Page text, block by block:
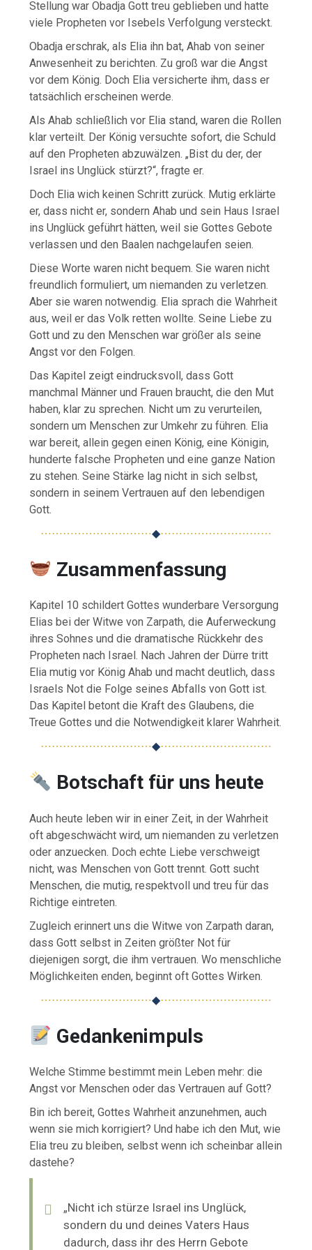
Stellung war Obadja Gott treu geblieben und hatte
viele Propheten vor Isebels Verfolgung versteckt.
Obadja erschrak, als Elia ihn bat, Ahab von seiner
Anwesenheit zu berichten. Zu groß war die Angst
vor dem König. Doch Elia versicherte ihm, dass er
tatsächlich erscheinen werde.
Als Ahab schließlich vor Elia stand, waren die Rollen
klar verteilt. Der König versuchte sofort, die Schuld
auf den Propheten abzuwälzen. „Bist du der, der
Israel ins Unglück stürzt?“, fragte er.
Doch Elia wich keinen Schritt zurück. Mutig erklärte
er, dass nicht er, sondern Ahab und sein Haus Israel
ins Unglück geführt hätten, weil sie Gottes Gebote
verlassen und den Baalen nachgelaufen seien.
Diese Worte waren nicht bequem. Sie waren nicht
freundlich formuliert, um niemanden zu verletzen.
Aber sie waren notwendig. Elia sprach die Wahrheit
aus, weil er das Volk retten wollte. Seine Liebe zu
Gott und zu den Menschen war größer als seine
Angst vor den Folgen.
Das Kapitel zeigt eindrucksvoll, dass Gott
manchmal Männer und Frauen braucht, die den Mut
haben, klar zu sprechen. Nicht um zu verurteilen,
sondern um Menschen zur Umkehr zu führen. Elia
war bereit, allein gegen einen König, eine Königin,
hunderte falsche Propheten und eine ganze Nation
zu stehen. Seine Stärke lag nicht in sich selbst,
sondern in seinem Vertrauen auf den lebendigen
Gott.
⋯⋯⋯⋯⋯⋯⋯⋯⋯⋯◆⋯⋯⋯⋯⋯⋯⋯⋯⋯⋯
Zusammenfassung
Kapitel 10 schildert Gottes wunderbare Versorgung
Elias bei der Witwe von Zarpath, die Auferweckung
ihres Sohnes und die dramatische Rückkehr des
Propheten nach Israel. Nach Jahren der Dürre tritt
Elia mutig vor König Ahab und macht deutlich, dass
Israels Not die Folge seines Abfalls von Gott ist.
Das Kapitel betont die Kraft des Glaubens, die
Treue Gottes und die Notwendigkeit klarer Wahrheit.
⋯⋯⋯⋯⋯⋯⋯⋯⋯⋯◆⋯⋯⋯⋯⋯⋯⋯⋯⋯⋯
Botschaft für uns heute
Auch heute leben wir in einer Zeit, in der Wahrheit
oft abgeschwächt wird, um niemanden zu verletzen
oder anzuecken. Doch echte Liebe verschweigt
nicht, was Menschen von Gott trennt. Gott sucht
Menschen, die mutig, respektvoll und treu für das
Richtige eintreten.
Zugleich erinnert uns die Witwe von Zarpath daran,
dass Gott selbst in Zeiten größter Not für
diejenigen sorgt, die ihm vertrauen. Wo menschliche
Möglichkeiten enden, beginnt oft Gottes Wirken.
⋯⋯⋯⋯⋯⋯⋯⋯⋯⋯◆⋯⋯⋯⋯⋯⋯⋯⋯⋯⋯
Gedankenimpuls
Welche Stimme bestimmt mein Leben mehr: die
Angst vor Menschen oder das Vertrauen auf Gott?
Bin ich bereit, Gottes Wahrheit anzunehmen, auch
wenn sie mich korrigiert? Und habe ich den Mut, wie
Elia treu zu bleiben, selbst wenn ich scheinbar allein
dastehe?
„Nicht ich stürze Israel ins Unglück,
sondern du und deines Vaters Haus
dadurch, dass ihr des Herrn Gebote